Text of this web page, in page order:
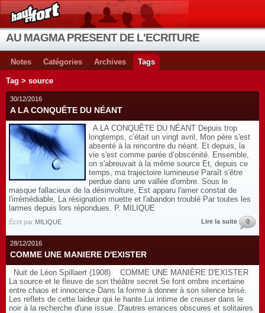
AU MAGMA PRESENT DE L'ECRITURE
Notes Catégories Archives Tags
Tag > source
30/12/2016
A LA CONQUÊTE DU NÉANT
A LA CONQUÊTE DU NÉANT Depuis trop
longtemps, c'était un vingt avril, Mon père s'est
absenté à la rencontre du néant. Et depuis, la
vie s'est comme parée d’obscénité. Ensemble,
on s'abreuvait à la même source Et, depuis ce
temps, ma trajectoire lumineuse Paraît s'être
perdue dans une vallée d'ombre. Sous le
masque fallacieux de la désinvolture, Est apparu l'amer constat de
l'irrémédiable, La résignation muette et l'abandon troublé Par toutes les
larmes depuis lors répondues. P. MILIQUE
Écrit par MILIQUE Lire la suite 0
28/12/2016
COMME UNE MANIERE D'EXISTER
Nuit de Léon Spillaert (1908) COMME UNE MANIÈRE D'EXISTER
La source et le fleuve de son théâtre secret Se font ombre incertaine
entre chaos et innocence Dans la forme à donner à son silence brisé.
Les reflets de cette laideur qui le hante Lui intime de creuser dans le
noir à la recherche d'une issue. D'autres errances obscures et solitaires